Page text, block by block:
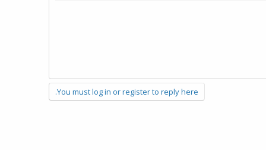
You must log in or register to reply here.